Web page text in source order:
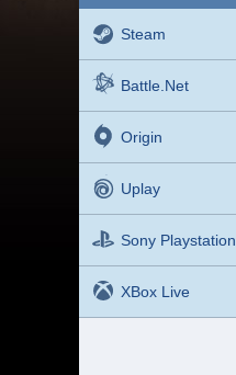
Steam
Battle.net
Origin
Uplay
Sony Playstation
XBox Live